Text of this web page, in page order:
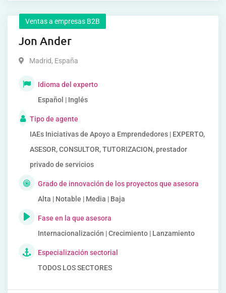
Ventas a empresas B2B
Jon Ander
Madrid, España
Idioma del experto
Español | Inglés
Tipo de agente
IAEs Iniciativas de Apoyo a Emprendedores | EXPERTO,
ASESOR, CONSULTOR, TUTORIZACION, prestador
privado de servicios
Grado de innovación de los proyectos que asesora
Alta | Notable | Media | Baja
Fase en la que asesora
Internacionalización | Crecimiento | Lanzamiento
Especialización sectorial
TODOS LOS SECTORES